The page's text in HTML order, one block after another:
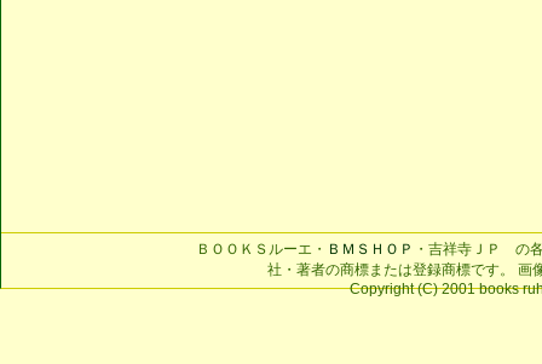
ＢＯＯＫＳルーエ・ ＢＭＳＨＯＰ ・吉祥寺ＪＰ の
社・著者の商標または登録商標です。 画
Copyright (C) 2001 books